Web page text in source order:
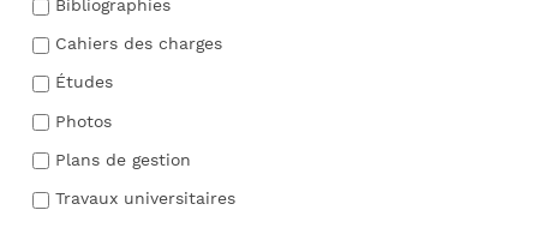
Bibliographies
Cahiers des charges
Études
Photos
Plans de gestion
Travaux universitaires